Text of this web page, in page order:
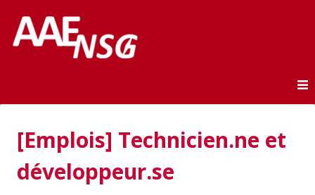
AAE-ENSG
[Emplois] Technicien.ne et
développeur.se